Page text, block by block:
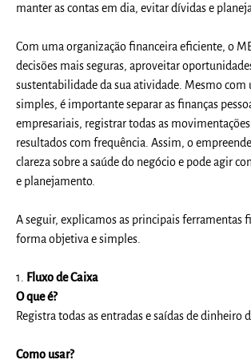
manter as contas em dia, evitar dívidas e
Com uma organização financeira eficiente, o
decisões mais seguras, aproveitar
sustentabilidade da sua atividade. Mesmo com
simples, é importante separar as finanças
empresariais, registrar todas as
resultados com frequência. Assim, o
clareza sobre a saúde do negócio e pode agir
e planejamento.
A seguir, explicamos as principais ferramentas
forma objetiva e simples.
1. Fluxo de Caixa
O que é?
Registra todas as entradas e saídas de dinheiro
Como usar?